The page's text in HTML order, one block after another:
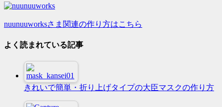
nuunuuworksさま関連の作り方はこちら
よく読まれている記事
きれいで簡単・折り上げタイプの大臣マスクの作り方